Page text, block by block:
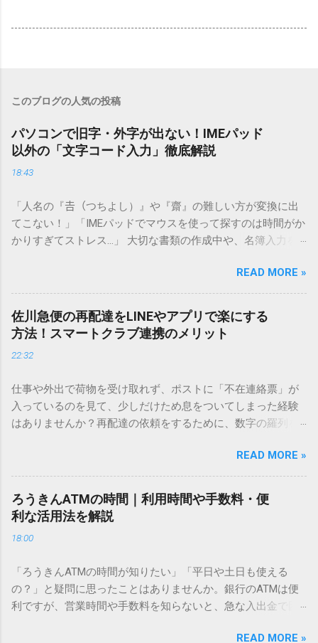
このブログの人気の投稿
パソコンで旧字・外字が出ない！IMEパッド
以外の「文字コード入力」徹底解説
18:43
「人名の『𠮷（つちよし）』や『齋』の難しい方が変換に出
てこない！」「IMEパッドでマウスを使って探すのは時間がか
かりすぎてストレス…」 大切な書類の作成中や、名簿入力を
てしまいますよね。多くの人が「IMEパッド（手書き入力）」
を使いますが、実はマウスで一画ずつ書くのは非効率です
し、似た漢字が多すぎて結局見つからないことも少なくあり
ません。 そこで今回は、IMEパッドを使わずに、特定のコー
ドを打ち込むだけで一瞬で旧字や外字、特殊記号を呼び出す
「文字コード入力」のテクニックを詳しく解説します。 この
必要はありません。 1. なぜ「変換」しても旧字・外字が出て
こないのか？ そもそも、なぜ普通の変換で出てこない漢字が
あるのでしょうか。その理由は、パソコンが文字を認識する
は、JIS規格（日本産業規格）によって「第1水準」「第2水
準」といった形で整理されています。しかし、人名や地名に
使われる非常に古い漢字（旧字）や、特定の組織だけで作ら
れた「外字」は、この一般的な変換リストに含まれていない
ン上のすべての文字には、いわば「住所」のような番号が割
り振られています。変換候補に出ない文字でも、この住所
（コード）を直接指定すれば、確実に呼び出すことができる
のです。 2. Windows標準機能！文字コードで漢字を出す「16
進数入力」 最も汎用性が高く、特別なソフトも不要なのが
READ MORE »
佐川急便の再配達をLINEやアプリで楽にする
方法！スマートクラブ連携のメリット
22:32
仕事や外出で荷物を受け取れず、ポストに「不在連絡票」が
入っているのを見て、少しだけため息をついてしまった経験
はありませんか？再配達の依頼をするために、数字の羅列を
ことに申し訳なさを感じたりすることもあるかもしれませ
ん。 「もっとスムーズに、自分のタイミングで受け取りた
い」 「わざわざ電話をかけずに、スマホ一つで完結させた
い」 そんな願いを叶えてくれるのが、佐川急便の会員制サー
ビス「スマートクラブ」と、LINEや公式アプリの連携です。
これらを活用するだけで、再配達のストレスは驚くほど軽く
受け取り術と、連携による具体的なメリットを徹底解説しま
す。 佐川急便の再配達が劇的に変わる「スマートクラブ」と
は？ まず押さえておきたいのが、佐川急便の個人向け無料会
READ MORE »
ろうきんATMの時間｜利用時間や手数料・便
利な活用法を解説
18:00
「ろうきんATMの時間が知りたい」「平日や土日も使える
の？」と疑問に思ったことはありませんか。銀行のATMは便
利ですが、営業時間や手数料を知らないと、急な入出金で困
ATM営業時間や利用の注意点、便利な活用法 を詳しく解説し
READ MORE »